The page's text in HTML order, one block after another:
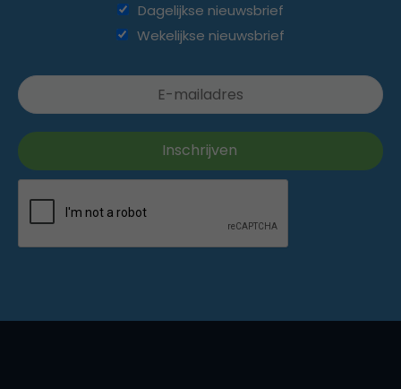
Dagelijkse nieuwsbrief
Wekelijkse nieuwsbrief